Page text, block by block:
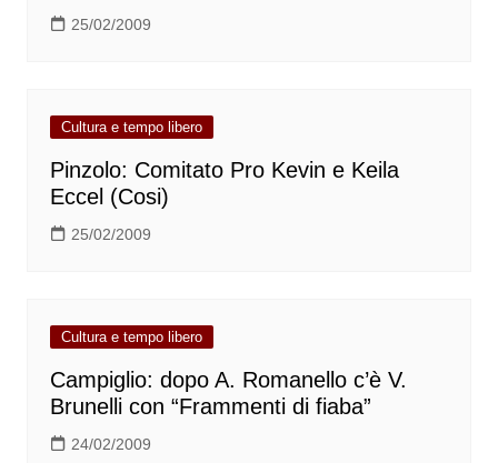
25/02/2009
Cultura e tempo libero
Pinzolo: Comitato Pro Kevin e Keila
Eccel (Cosi)
25/02/2009
Cultura e tempo libero
Campiglio: dopo A. Romanello c’è V.
Brunelli con “Frammenti di fiaba”
24/02/2009